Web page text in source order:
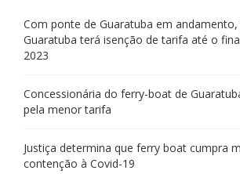
Com ponte de Guaratuba em
Guaratuba terá isenção de tarifa até o
2023
Concessionária do ferry-boat de
pela menor tarifa
Justiça determina que ferry boat cumpra
contenção à Covid-19